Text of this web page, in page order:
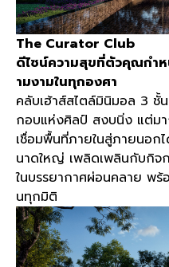
The Curator Club
ดีไซน์ความสุขที่ตัวคุณกำ
ามงามในทุกองศา
คลับเฮ้าส์สไตล์มินิมอล 3 ชั้
กอบแห่งศิลป์ สงบนิ่ง แต่ม
เชื่อมพื้นที่ภายในสู่ภายนอก
นาดใหญ่ เพลิดเพลินกับกิจ
ในบรรยากาศผ่อนคลาย พร้
นทุกมิติ